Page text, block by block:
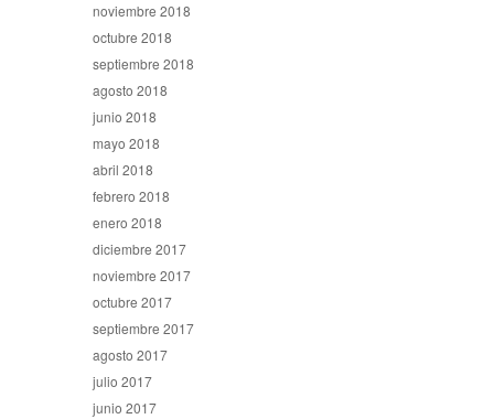
noviembre 2018
octubre 2018
septiembre 2018
agosto 2018
junio 2018
mayo 2018
abril 2018
febrero 2018
enero 2018
diciembre 2017
noviembre 2017
octubre 2017
septiembre 2017
agosto 2017
julio 2017
junio 2017